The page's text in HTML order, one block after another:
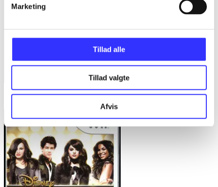
Marketing
Tillad alle
Tillad valgte
Afvis
Singstar + SingStore vol. 3